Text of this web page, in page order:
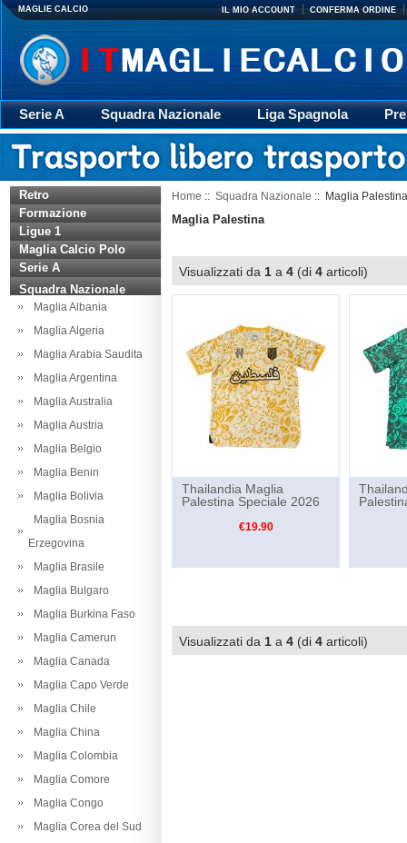
MAGLIE CALCIO IL MIO ACCOUNT CONFERMA ORDINE
Serie A Squadra Nazionale Liga Spagnola
Giacca
Rugby trasporto Retro
Retro
Formazione
Ligue 1
Maglia Calcio Polo
Serie A
Squadra Nazionale
Maglia Albania
Maglia Algeria
Maglia Arabia Saudita
Maglia Argentina
Maglia Australia
Maglia Austria
Maglia Belgio
Maglia Benin
Maglia Bolivia
Maglia Bosnia
Erzegovina
Maglia Brasile
Maglia Bulgaro
Maglia Burkina Faso
Maglia Camerun
Maglia Canada
Maglia Capo Verde
Maglia Chile
Maglia China
Maglia Colombia
Maglia Comore
Maglia Congo
Maglia Corea del Sud
Home :: Squadra Nazionale :: Maglia Palestina
Maglia Palestina
Visualizzati da 1 a 4 (di 4 articoli)
Thailandia Maglia
Palestina Speciale 2026
€19.90
Visualizzati da 1 a 4 (di 4 articoli)